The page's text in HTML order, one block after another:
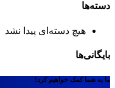
دسته‌ها
هیچ دسته‌ای پیدا نشد
بایگانی‌ها
ما به شما کمک خواهیم کرد!